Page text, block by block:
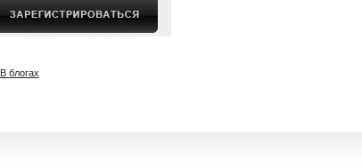
В блогах